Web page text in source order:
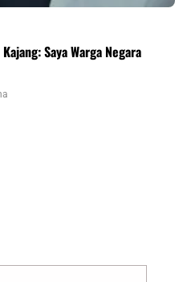
Saya Warga Negara